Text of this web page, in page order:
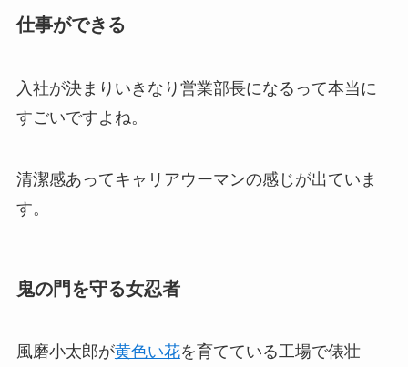
仕事ができる
入社が決まりいきなり営業部長になるって本当に
すごいですよね。
清潔感あってキャリアウーマンの感じが出ていま
す。
鬼の門を守る女忍者
風磨小太郎が黄色い花を育てている工場で俵壮